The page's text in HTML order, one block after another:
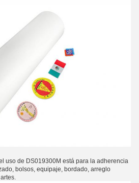
uso de DS019300M está para la adherencia
bolsos, equipaje, bordado, arreglo